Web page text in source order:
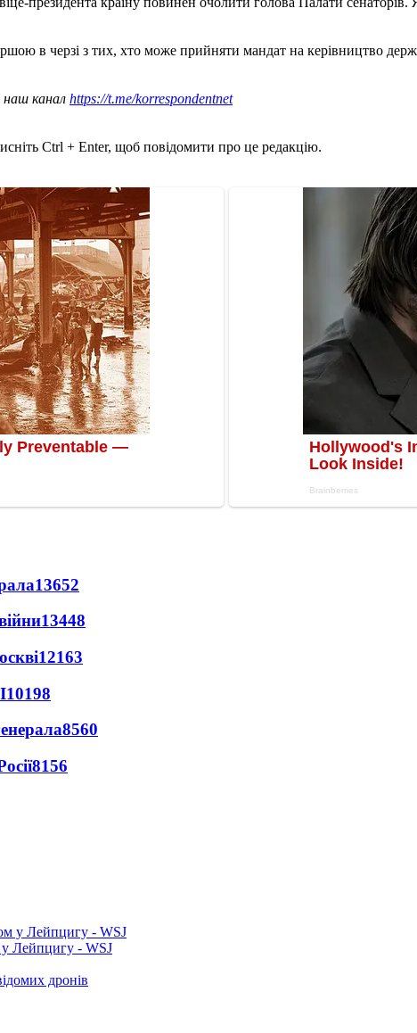
в черзі з тих, хто може прийняти мандат на керівництво
наш канал https://t.me/korrespondentnet
Ctrl + Enter, щоб повідомити про це редакцію.
13652
13448
12163
10198
8560
8156
Лейпцигу - WSJ
дронів